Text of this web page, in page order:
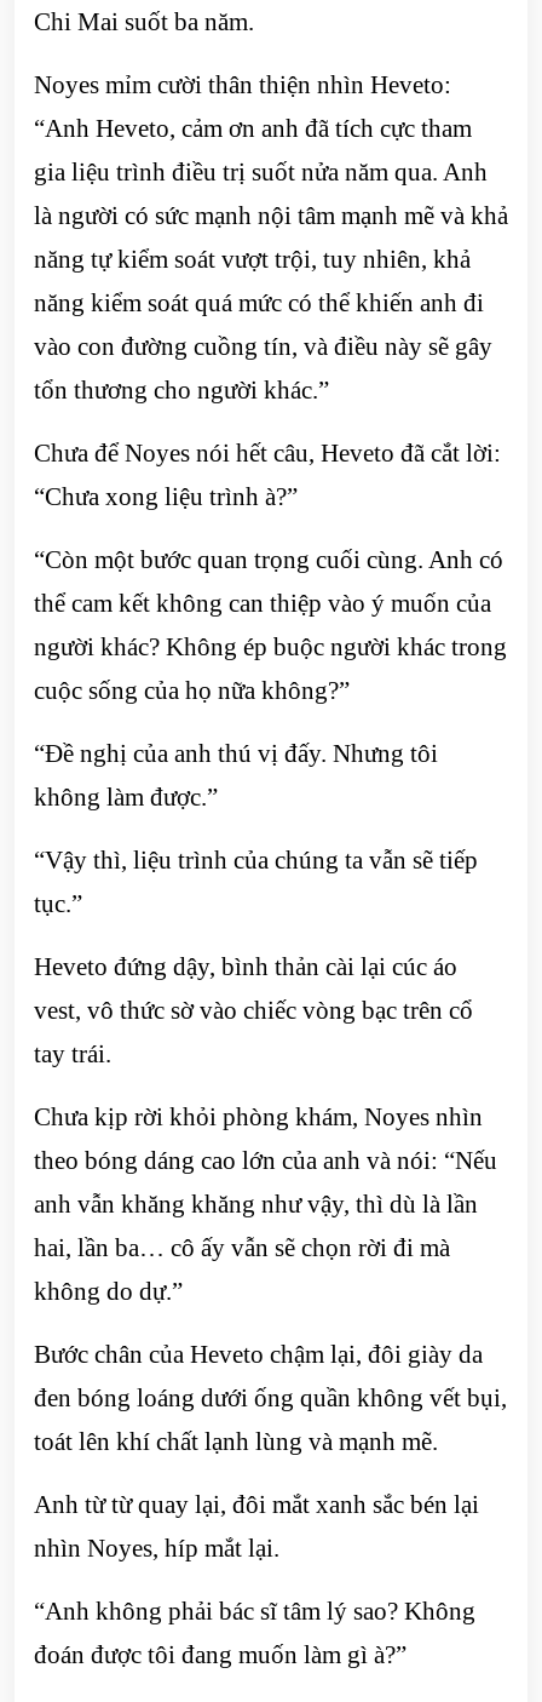
Chi Mai suốt ba năm.
Noyes mỉm cười thân thiện nhìn Heveto:
“Anh Heveto, cảm ơn anh đã tích cực tham
gia liệu trình điều trị suốt nửa năm qua. Anh
là người có sức mạnh nội tâm mạnh mẽ và khả
năng tự kiểm soát vượt trội, tuy nhiên, khả
năng kiểm soát quá mức có thể khiến anh đi
vào con đường cuồng tín, và điều này sẽ gây
tổn thương cho người khác.”
Chưa để Noyes nói hết câu, Heveto đã cắt lời:
“Chưa xong liệu trình à?”
“Còn một bước quan trọng cuối cùng. Anh có
thể cam kết không can thiệp vào ý muốn của
người khác? Không ép buộc người khác trong
cuộc sống của họ nữa không?”
“Đề nghị của anh thú vị đấy. Nhưng tôi
không làm được.”
“Vậy thì, liệu trình của chúng ta vẫn sẽ tiếp
tục.”
Heveto đứng dậy, bình thản cài lại cúc áo
vest, vô thức sờ vào chiếc vòng bạc trên cổ
tay trái.
Chưa kịp rời khỏi phòng khám, Noyes nhìn
theo bóng dáng cao lớn của anh và nói: “Nếu
anh vẫn khăng khăng như vậy, thì dù là lần
hai, lần ba… cô ấy vẫn sẽ chọn rời đi mà
không do dự.”
Bước chân của Heveto chậm lại, đôi giày da
đen bóng loáng dưới ống quần không vết bụi,
toát lên khí chất lạnh lùng và mạnh mẽ.
Anh từ từ quay lại, đôi mắt xanh sắc bén lại
nhìn Noyes, híp mắt lại.
“Anh không phải bác sĩ tâm lý sao? Không
đoán được tôi đang muốn làm gì à?”